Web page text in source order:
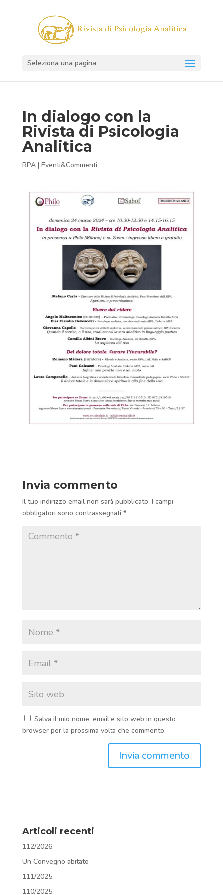
Seleziona una pagina
In dialogo con la
Rivista di Psicologia
Analitica
RPA| Eventi&Commenti
Invia commento
Il tuo indirizzo email non sarà pubblicato. I campi
obbligatori sono contrassegnati *
Salva il mio nome, email e sito web in questo
browser per la prossima volta che commento.
Articoli recenti
112/2026
Un Convegno abitato
111/2025
110/2025